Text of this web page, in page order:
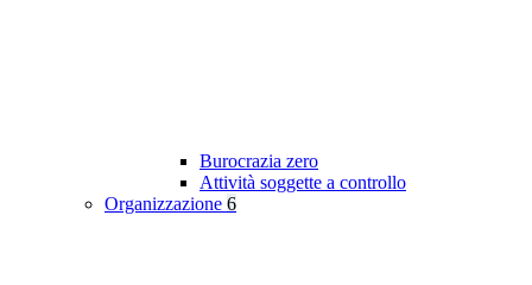
Burocrazia zero
Attività soggette a controllo
Organizzazione 6